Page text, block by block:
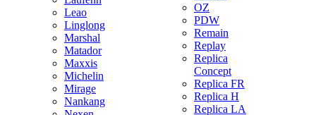
Leao
Linglong
Marshal
Matador
Maxxis
Michelin
Mirage
Nankang
OZ
PDW
Remain
Replay
Replica
Concept
Replica FR
Replica H
Replica LA